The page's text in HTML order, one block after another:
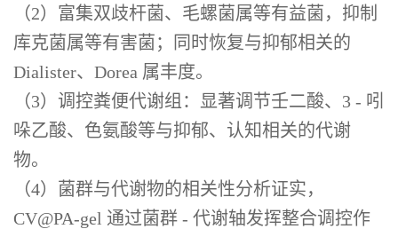
（2）富集双歧杆菌、毛螺菌属等有益菌，抑制
库克菌属等有害菌；同时恢复与抑郁相关的
Dialister、Dorea 属丰度。
（3）调控粪便代谢组：显著调节壬二酸、3 - 吲
哚乙酸、色氨酸等与抑郁、认知相关的代谢
物。
（4）菌群与代谢物的相关性分析证实，
CV@PA-gel 通过菌群 - 代谢轴发挥整合调控作